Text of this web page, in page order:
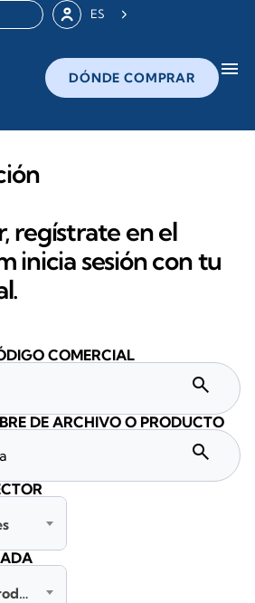
ES
DÓNDE COMPRAR menu
regístrate en el
inicia sesión con tu
COMERCIAL
search
DE ARCHIVO O PRODUCTO
search
Categorías de productos